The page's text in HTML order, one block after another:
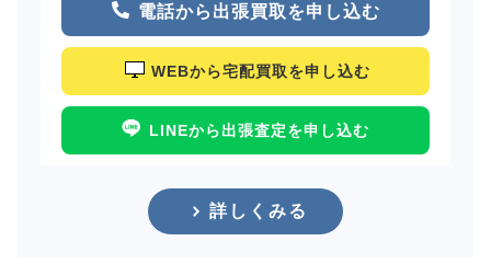
電話から出張買取を申し込む
WEBから宅配買取を申し込む
LINEから出張査定を申し込む
詳しくみる